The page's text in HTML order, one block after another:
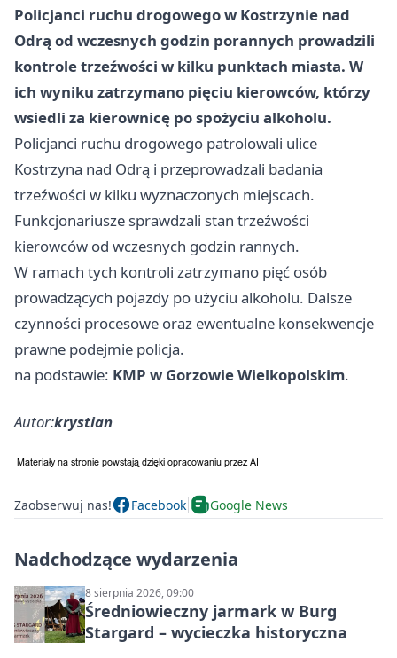
Policjanci ruchu drogowego w Kostrzynie nad
Odrą od wczesnych godzin porannych prowadzili
kontrole trzeźwości w kilku punktach miasta. W
ich wyniku zatrzymano pięciu kierowców, którzy
wsiedli za kierownicę po spożyciu alkoholu.
Policjanci ruchu drogowego patrolowali ulice
Kostrzyna nad Odrą i przeprowadzali badania
trzeźwości w kilku wyznaczonych miejscach.
Funkcjonariusze sprawdzali stan trzeźwości
kierowców od wczesnych godzin rannych.
W ramach tych kontroli zatrzymano pięć osób
prowadzących pojazdy po użyciu alkoholu. Dalsze
czynności procesowe oraz ewentualne konsekwencje
prawne podejmie policja.
na podstawie: KMP w Gorzowie Wielkopolskim.
Autor:krystian
Zaobserwuj nas! Facebook Google News
Nadchodzące wydarzenia
8 sierpnia 2026, 09:00
Średniowieczny jarmark w Burg
Stargard – wycieczka historyczna